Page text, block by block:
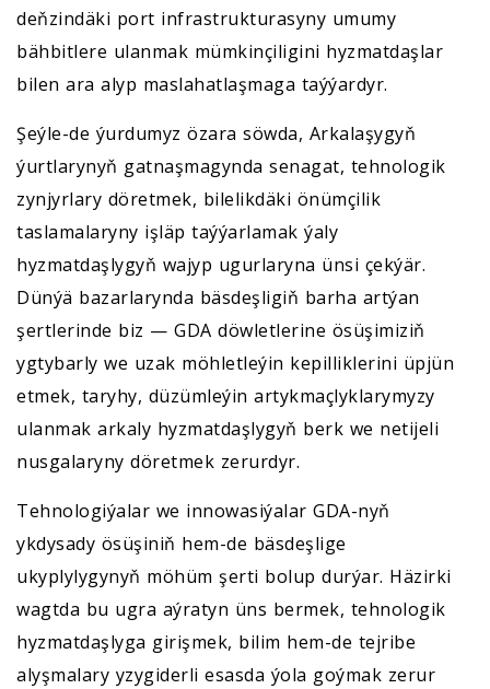
deňzindäki port infrastrukturasyny umumy
bähbitlere ulanmak mümkinçiligini hyzmatdaşlar
bilen ara alyp maslahatlaşmaga taýýardyr.
Şeýle-de ýurdumyz özara söwda, Arkalaşygyň
ýurtlarynyň gatnaşmagynda senagat, tehnologik
zynjyrlary döretmek, bilelikdäki önümçilik
taslamalaryny işläp taýýarlamak ýaly
hyzmatdaşlygyň wajyp ugurlaryna ünsi çekýär.
Dünýä bazarlarynda bäsdeşligiň barha artýan
şertlerinde biz — GDA döwletlerine ösüşimiziň
ygtybarly we uzak möhletleýin kepilliklerini üpjün
etmek, taryhy, düzümleýin artykmaçlyklarymyzy
ulanmak arkaly hyzmatdaşlygyň berk we netijeli
nusgalaryny döretmek zerurdyr.
Tehnologiýalar we innowasiýalar GDA-nyň
ykdysady ösüşiniň hem-de bäsdeşlige
ukyplylygynyň möhüm şerti bolup durýar. Häzirki
wagtda bu ugra aýratyn üns bermek, tehnologik
hyzmatdaşlyga girişmek, bilim hem-de tejribe
alyşmalary yzygiderli esasda ýola goýmak zerur